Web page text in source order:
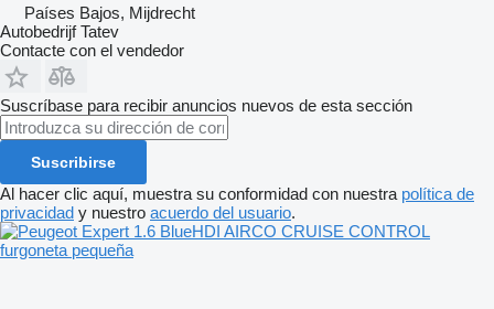
Países Bajos, Mijdrecht
Autobedrijf Tatev
Contacte con el vendedor
Suscríbase para recibir anuncios nuevos de esta sección
Suscribirse
Al hacer clic aquí, muestra su conformidad con nuestra política de
privacidad y nuestro acuerdo del usuario.